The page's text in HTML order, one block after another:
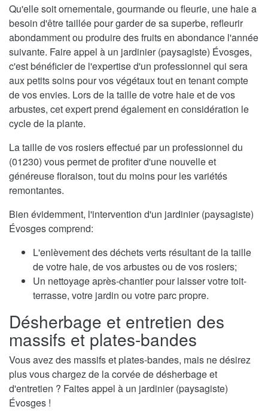
Qu'elle soit ornementale, gourmande ou fleurie, une haie a
besoin d'être taillée pour garder de sa superbe, refleurir
abondamment ou produire des fruits en abondance l'année
suivante. Faire appel à un jardinier (paysagiste) Évosges,
c'est bénéficier de l'expertise d'un professionnel qui sera
aux petits soins pour vos végétaux tout en tenant compte
de vos envies. Lors de la taille de votre haie et de vos
arbustes, cet expert prend également en considération le
cycle de la plante.
La taille de vos rosiers effectué par un professionnel du
(01230) vous permet de profiter d'une nouvelle et
généreuse floraison, tout du moins pour les variétés
remontantes.
Bien évidemment, l'intervention d'un jardinier (paysagiste)
Évosges comprend:
L'enlèvement des déchets verts résultant de la taille
de votre haie, de vos arbustes ou de vos rosiers;
Un nettoyage après-chantier pour laisser votre toit-
terrasse, votre jardin ou votre parc propre.
Désherbage et entretien des
massifs et plates-bandes
Vous avez des massifs et plates-bandes, mais ne désirez
plus vous chargez de la corvée de désherbage et
d'entretien ? Faites appel à un jardinier (paysagiste)
Évosges !